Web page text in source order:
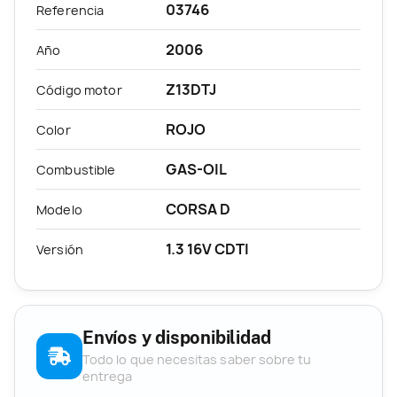
Referencia 03746
Año 2006
Código motor Z13DTJ
Color ROJO
Combustible GAS-OIL
Modelo CORSA D
Versión 1.3 16V CDTI
Envíos y disponibilidad
Todo lo que necesitas saber sobre tu
entrega